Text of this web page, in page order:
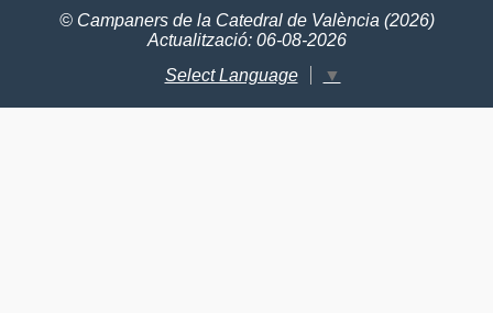
© Campaners de la Catedral de València (2026)
Actualització: 06-08-2026
Select Language
▼